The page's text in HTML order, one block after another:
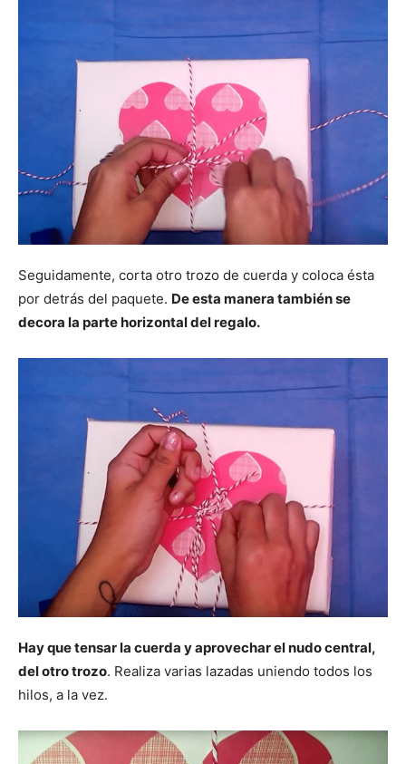
Seguidamente, corta otro trozo de cuerda y coloca ésta
por detrás del paquete. De esta manera también se
decora la parte horizontal del regalo.
Hay que tensar la cuerda y aprovechar el nudo central,
del otro trozo. Realiza varias lazadas uniendo todos los
hilos, a la vez.